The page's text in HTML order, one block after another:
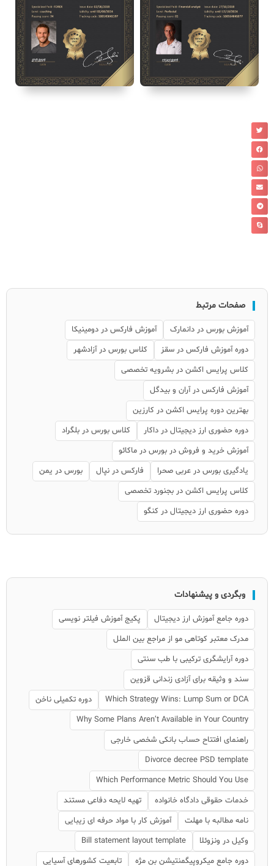
صفحات مرتبط
آموزش بورس در دانمارک
آموزش فارکس در دومینیکا
دوره آموزش فارکس در سقز
کلاس بورس در آزادشهر
کلاس پرایس اکشن در بشرویه تخصصی
آموزش فارکس در آران و بیدگل
بهترین دوره پرایس اکشن در کارزین
دوره حضوری ارز دیجیتال در داکار
کلاس بورس در بلگراد
آموزش خرید و فروش در بورس در ماکائو
یادگیری بورس در عربی صحرا
فارکس در نپال
بورس در یمن
کلاس پرایس اکشن در بجنورد تخصصی
دوره حضوری ارز دیجیتال در کنگو
وبگردی و پیشنهادات
دوره جامع آموزش ارز دیجیتال
پکیج آموزش فیلتر نویسی
مدرک معتبر کوتاهی مو از مراجع بین الملل
دوره آرایشگری ترکیبی با طب سنتی
سند و وثیقه برای آزادی زندانی قزوین
Which Strategy Wins: Lump Sum or DCA
دوره تکمیلی ناخن
Why Some Plans Aren’t Available in Your Country
راهنمای افتتاح حساب بانکی شخصی خارجی
Divorce decree PSD template
Which Performance Metric Should You Use
خدمات حقوقی دادگاه خانواده
تهیه لایحه دفاعی مستند
نامه مطالبه با مهلت
آموزش کار با مواد حرفه ای زیبایی
وکیل در ونزوئلا
Bill statement layout template
دوره جامع میکروپیگمنتیشن بن مژه
تابعیت کشورهای آسیایی